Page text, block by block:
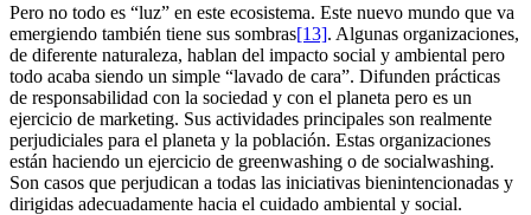
Pero no todo es “luz” en este ecosistema. Este nuevo mundo que va
emergiendo también tiene sus sombras[13]. Algunas organizaciones,
de diferente naturaleza, hablan del impacto social y ambiental pero
todo acaba siendo un simple “lavado de cara”. Difunden prácticas
de responsabilidad con la sociedad y con el planeta pero es un
ejercicio de marketing. Sus actividades principales son realmente
perjudiciales para el planeta y la población. Estas organizaciones
están haciendo un ejercicio de greenwashing o de socialwashing.
Son casos que perjudican a todas las iniciativas bienintencionadas y
dirigidas adecuadamente hacia el cuidado ambiental y social.